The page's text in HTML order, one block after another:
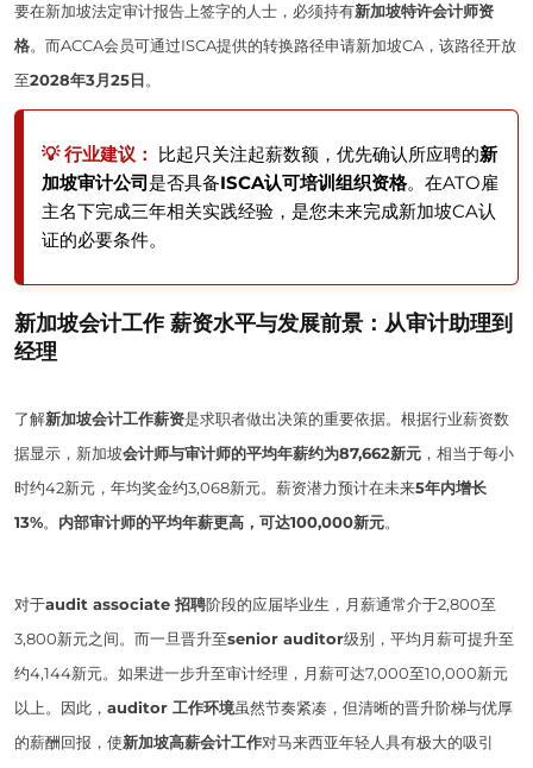
要在新加坡法定审计报告上签字的人士，必须持有新加坡特许会计师资
格。而ACCA会员可通过ISCA提供的转换路径申请新加坡CA，该路径开放
至2028年3月25日。
💡 行业建议： 比起只关注起薪数额，优先确认所应聘的新
加坡审计公司是否具备ISCA认可培训组织资格。在ATO雇
主名下完成三年相关实践经验，是您未来完成新加坡CA认
证的必要条件。
新加坡会计工作 薪资水平与发展前景：从审计助理到
经理
了解新加坡会计工作薪资是求职者做出决策的重要依据。根据行业薪资数
据显示，新加坡会计师与审计师的平均年薪约为87,662新元 ，相当于每小
时约42新元，年均奖金约3,068新元。薪资潜力预计在未来5年内增长
13%。 内部审计师的平均年薪更高，可达100,000新元。
对于audit associate 招聘阶段的应届毕业生，月薪通常介于2,800至
3,800新元之间。而一旦晋升至senior auditor级别，平均月薪可提升至
约4,144新元。如果进一步升至审计经理，月薪可达7,000至10,000新元
以上。因此， auditor 工作环境虽然节奏紧凑，但清晰的晋升阶梯与优厚
的薪酬回报，使新加坡高薪会计工作对马来西亚年轻人具有极大的吸引